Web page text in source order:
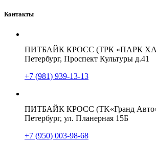
Контакты
ПИТБАЙК КРОСС (ТРК «ПАРК
Петербург, Проспект Культуры д.41
+7 (981) 939-13-13
ПИТБАЙК КРОСС (TK«Гранд
Петербург, ул. Планерная 15Б
+7 (950) 003-98-68